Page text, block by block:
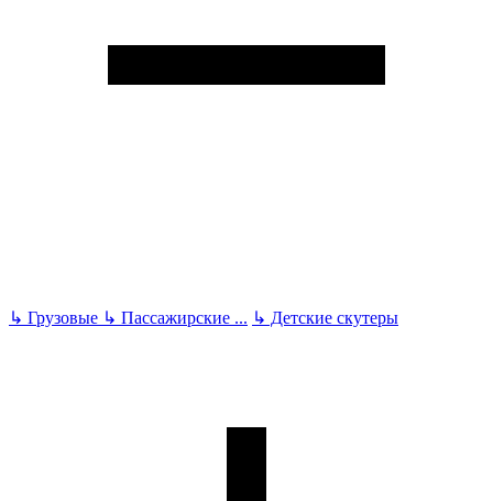
↳ Грузовые ↳ Пассажирские ... ↳ Детские скутеры